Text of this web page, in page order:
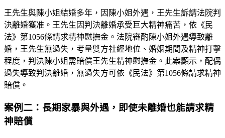
王先生與陳小姐結婚多年，因陳小姐外遇，王先生訴請法院判
決離婚獲准。王先生因判決離婚承受巨大精神痛苦，依《民
法》第1056條請求精神慰撫金。法院審酌陳小姐外遇導致離
婚，王先生無過失，考量雙方社經地位、婚姻期間及精神打擊
程度，判決陳小姐需賠償王先生精神慰撫金。此案顯示，配偶
過失導致判決離婚，無過失方可依《民法》第1056條請求精神
賠償。
案例二：長期家暴與外遇，即使未離婚也能請求精
神賠償